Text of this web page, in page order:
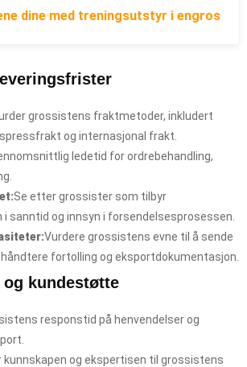
dine med treningsutstyr i engros
grossistens fraktmetoder, inkludert
og internasjonal frakt.
ledetid for ordrebehandling,
Se etter grossister som tilbyr
sanntid og innsyn i forsendelsesprosessen.
Vurdere grossistens evne til å sende
fortolling og eksportdokumentasjon.
kundestøtte
responstid på henvendelser og
kunnskapen og ekspertisen til grossistens